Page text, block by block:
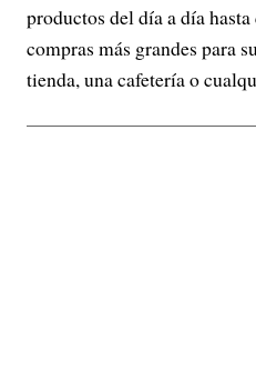
productos del día a día
compras más grandes para
tienda, una cafetería o